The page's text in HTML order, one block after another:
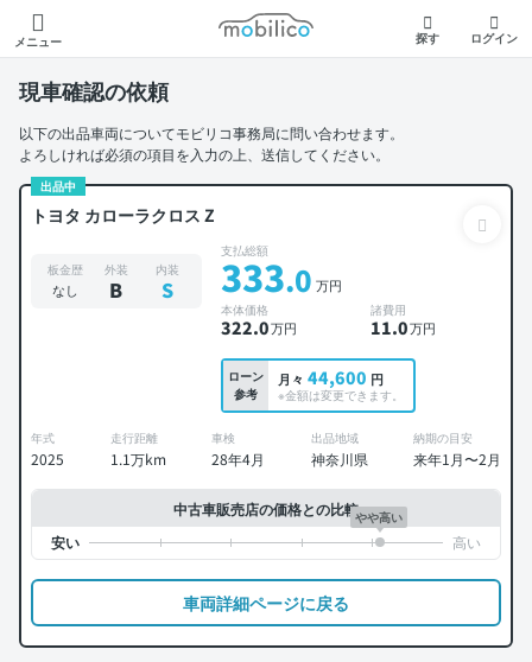
メニュー
モビリコ
探す ログイン
現車確認の依頼
以下の出品車両についてモビリコ事務局に問い合わせます。
よろしければ必須の項目を入力の上、送信してください。
出品中
トヨタ カローラクロス Z
板金歴
なし
外装
B
内装
S
支払総額
333.0 万円
本体価格
322.0万円
諸費用
11.0万円
ローン
参考
月々 44,600 円
※金額は変更できます。
年式
2025
走行距離
1.1万km
車検
28年4月
出品地域
神奈川県
納期の目安
来年1月〜2月
中古車販売店の価格との比較やや高い
車両詳細ページに戻る